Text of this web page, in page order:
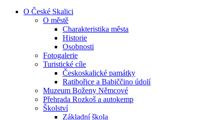
O České Skalici
O městě
Charakteristika města
Historie
Osobnosti
Fotogalerie
Turistické cíle
Českoskalické památky
Ratibořice a Babiččino údolí
Muzeum Boženy Němcové
Přehrada Rozkoš a autokemp
Školství
Základní škola